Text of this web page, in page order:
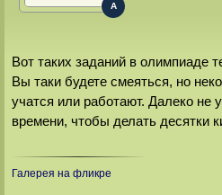
A
Вот таких заданий в олимпиаде
Вы таки будете смеяться, но
учатся или работают. Далеко не
времени, чтобы делать десятки
Галерея на фликре